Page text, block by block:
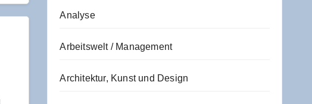
Analyse
Arbeitswelt / Management
Architektur, Kunst und Design